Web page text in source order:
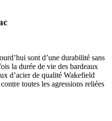
sont d’une durabilité sans
la durée de vie des bardeaux
d’acier de qualité Wakefield
toutes les agressions reliées